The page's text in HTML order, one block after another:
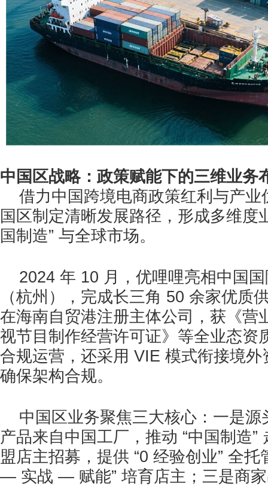
中国区战略：政策赋能下的三维业务
借力中国跨境电商政策红利与产业
国区制定清晰发展路径，形成多维度
国制造” 与全球市场。
2024 年 10 月，优哩哩亮相中国
（杭州），完成长三角 50 余家优质
在海南自贸港注册主体公司，获《营
视节目制作经营许可证》等全业态资
合规运营，还采用 VIE 模式衔接境外
确保架构合规。
中国区业务聚焦三大核心：一是
产品来自中国工厂，推动 “中国制造”
盟店主招募，提供 “0 经验创业” 全托
— 实战 — 赋能” 培育店主；三是商